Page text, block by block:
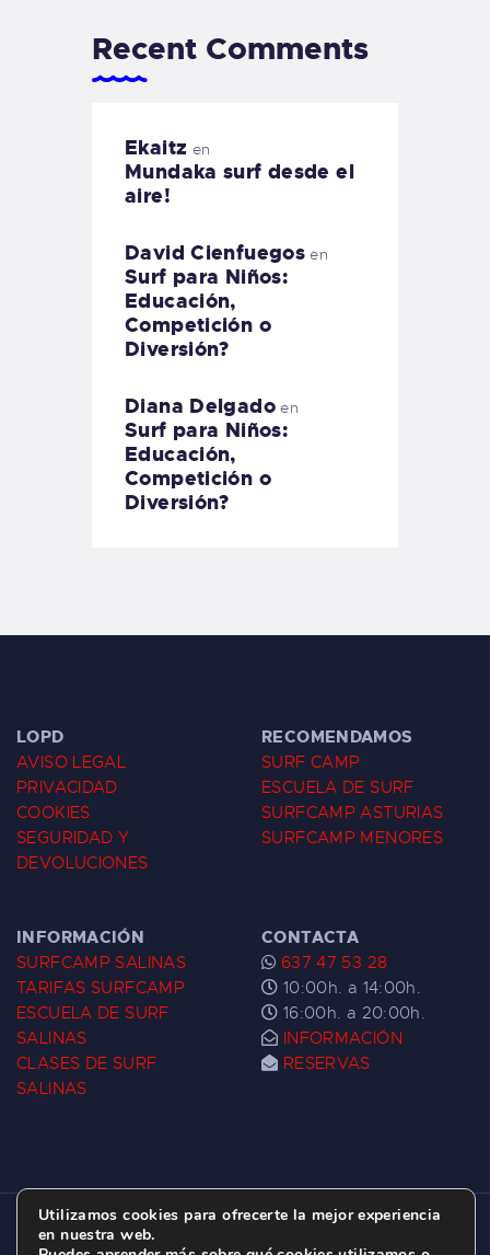
Recent Comments
Ekaitz en
Mundaka surf desde el
aire!
David Cienfuegos en
Surf para Niños:
Educación,
Competición o
Diversión?
Diana Delgadoen
Surf para Niños:
Educación,
Competición o
Diversión?
LOPD
AVISO LEGAL
PRIVACIDAD
COOKIES
SEGURIDAD Y
DEVOLUCIONES
RECOMENDAMOS
SURF CAMP
ESCUELA DE SURF
SURFCAMP ASTURIAS
SURFCAMP MENORES
INFORMACIÓN
SURFCAMP SALINAS
TARIFAS SURFCAMP
ESCUELA DE SURF
SALINAS
CLASES DE SURF
SALINAS
CONTACTA
637 47 53 28
10:00h. a 14:00h.
16:00h. a 20:00h.
INFORMACIÓN
RESERVAS
ESCUELA DE SURF LAS DUNAS ©
2026.
Utilizamos cookies para ofrecerte la mejor experiencia
en nuestra web.